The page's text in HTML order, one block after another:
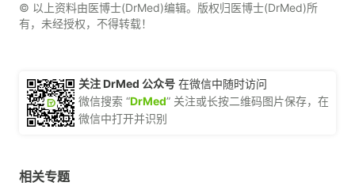
© 以上资料由医博士(DrMed)编辑。版权归医博士(DrMed)所
有，未经授权，不得转载！
关注 DrMed 公众号 在微信中随时访问
微信搜索 “DrMed” 关注或长按二维码图片保存，在
微信中打开并识别
相关专题